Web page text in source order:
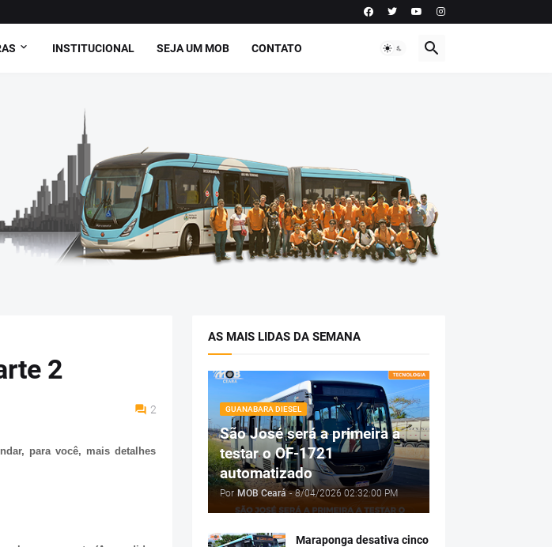
INSTITUCIONAL SEJA UM MOB CONTATO
2
2
para você, mais detalhes
AS MAIS LIDAS DA SEMANA
GUANABARA DIESEL
São José será a primeira a
testar o OF-1721
automatizado
Por MOB Ceará - 8/04/2026 02:32:00 PM
Maraponga desativa cinco